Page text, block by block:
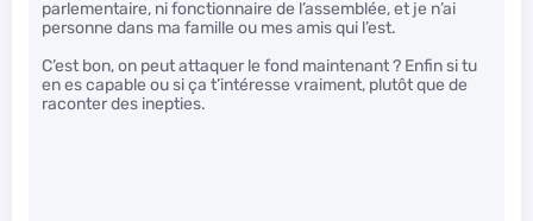
parlementaire, ni fonctionnaire de l’assemblée, et je n’ai
personne dans ma famille ou mes amis qui l’est.
C’est bon, on peut attaquer le fond maintenant ? Enfin si tu
en es capable ou si ça t’intéresse vraiment, plutôt que de
raconter des inepties.